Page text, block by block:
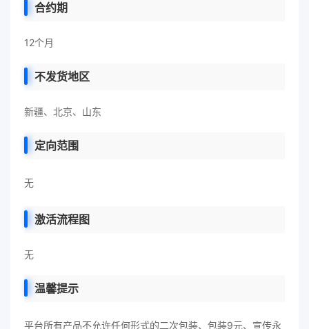
合约期
12个月
不发货地区
新疆、北京、山东
定向范围
无
激活流程图
无
温馨提示
平台所有产品不允许任何形式的二次包装、包装9元、宣传永